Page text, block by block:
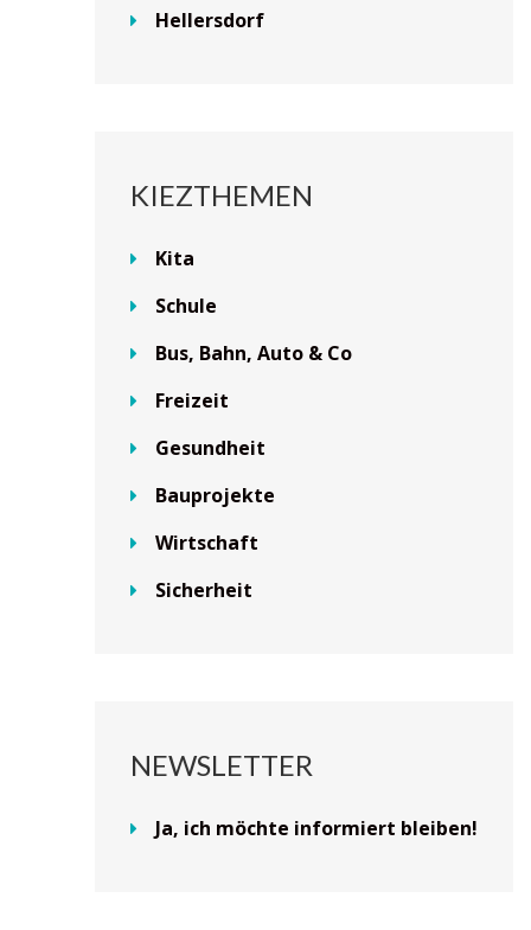
Hellersdorf
KIEZTHEMEN
Kita
Schule
Bus, Bahn, Auto & Co
Freizeit
Gesundheit
Bauprojekte
Wirtschaft
Sicherheit
NEWSLETTER
Ja, ich möchte informiert bleiben!